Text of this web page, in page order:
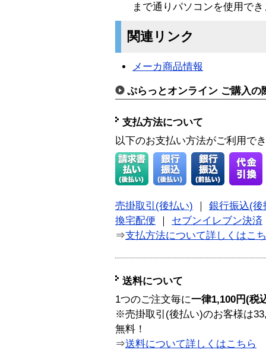
まで通りパソコンを使用で
関連リンク
メーカ商品情報
ぷらっとオンライン ご購入の
支払方法について
以下のお支払い方法がご利用で
売掛取引(後払い) ｜ 銀行振込(後
換宅配便 ｜ セブンイレブン決済
⇒支払方法について詳しくはこ
送料について
1つのご注文毎に一律1,100円(税
※売掛取引(後払い)のお客様は
無料！
⇒送料について詳しくはこちら